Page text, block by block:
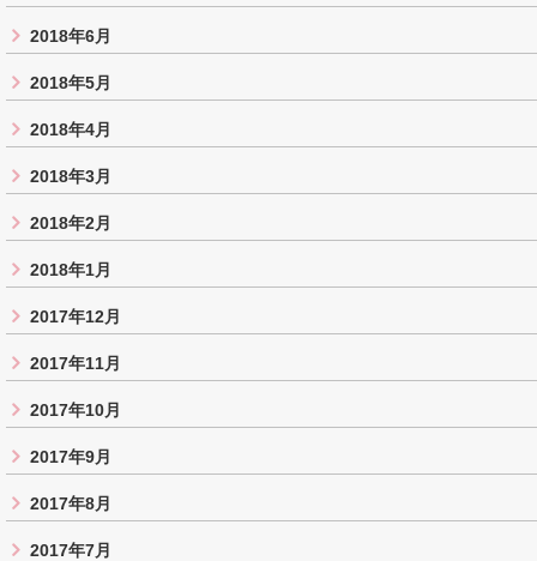
2018年6月
2018年5月
2018年4月
2018年3月
2018年2月
2018年1月
2017年12月
2017年11月
2017年10月
2017年9月
2017年8月
2017年7月